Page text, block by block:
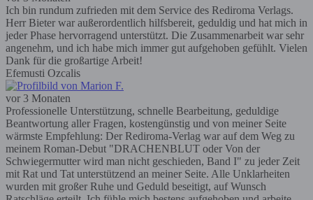
Ich bin rundum zufrieden mit dem Service des Rediroma Verlags.
Herr Bieter war außerordentlich hilfsbereit, geduldig und hat mich in
jeder Phase hervorragend unterstützt. Die Zusammenarbeit war sehr
angenehm, und ich habe mich immer gut aufgehoben gefühlt. Vielen
Dank für die großartige Arbeit!
Efemusti Ozcalis
vor 3 Monaten
Professionelle Unterstützung, schnelle Bearbeitung, geduldige
Beantwortung aller Fragen, kostengünstig und von meiner Seite
wärmste Empfehlung: Der Rediroma-Verlag war auf dem Weg zu
meinem Roman-Debut "DRACHENBLUT oder Von der
Schwiegermutter wird man nicht geschieden, Band I" zu jeder Zeit
mit Rat und Tat unterstützend an meiner Seite. Alle Unklarheiten
wurden mit großer Ruhe und Geduld beseitigt, auf Wunsch